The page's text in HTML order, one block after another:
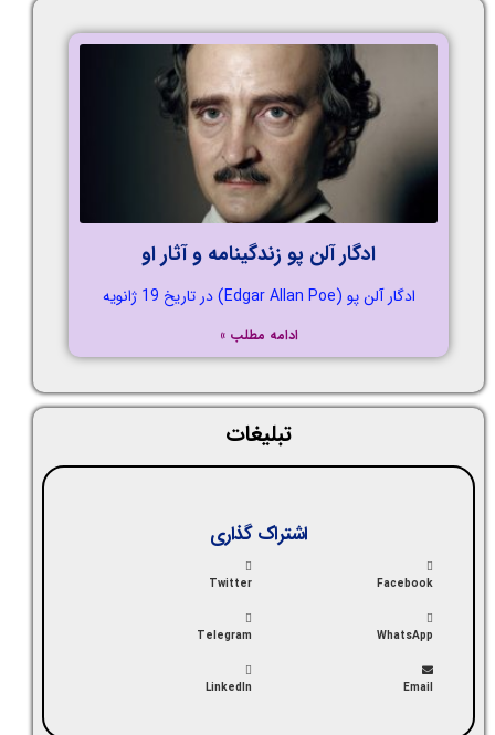
ادگار آلن پو زندگینامه و آثار او
ادگار آلن پو (Edgar Allan Poe) در تاریخ 19 ژانویه
ادامه مطلب »
تبلیغات
اشتراک گذاری
Facebook
Twitter
WhatsApp
Telegram
Email
LinkedIn